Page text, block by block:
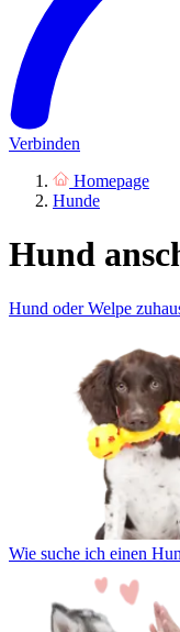
Verbinden
Homepage
Hunde
Hund
Hund oder Welpe
Wie suche ich einen